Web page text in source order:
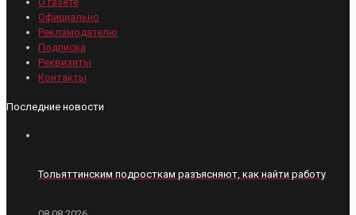
Официально
Рекламодателю
Подписка
Реквизиты
Контакты
Последние новости
Тольяттинским подросткам разъясняют, как найти работу